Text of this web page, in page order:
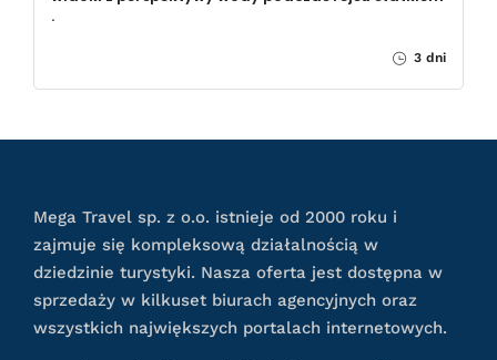
.
3 dni
Mega Travel sp. z o.o. istnieje od 2000 roku i
zajmuje się kompleksową działalnością w
dziedzinie turystyki. Nasza oferta jest dostępna w
sprzedaży w kilkuset biurach agencyjnych oraz
wszystkich największych portalach internetowych.